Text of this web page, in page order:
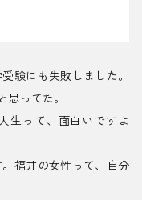
験にも失敗しました。
思ってた。
生って、面白いですよ
福井の女性って、自分